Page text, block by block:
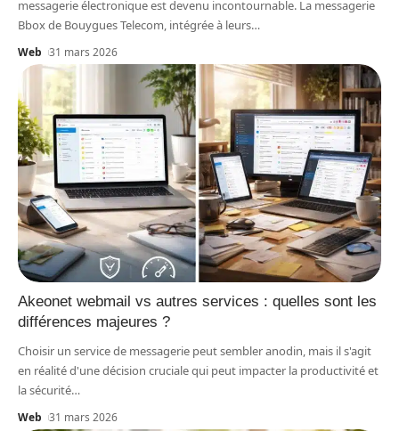
messagerie électronique est devenu incontournable. La messagerie
Bbox de Bouygues Telecom, intégrée à leurs…
Web 31 mars 2026
Akeonet webmail vs autres services : quelles sont les
différences majeures ?
Choisir un service de messagerie peut sembler anodin, mais il s'agit
en réalité d'une décision cruciale qui peut impacter la productivité et
la sécurité…
Web 31 mars 2026